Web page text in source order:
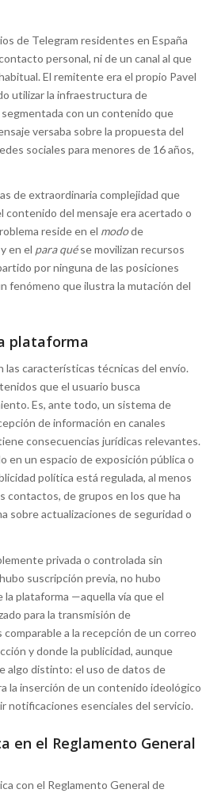
de Telegram residentes en España
personal, ni de un canal al que
El remitente era el propio Pavel
utilizar la infraestructura de
con un contenido que
versaba sobre la propuesta del
sociales para menores de 16 años,
de extraordinaria complejidad que
del mensaje era acertado o
reside en el modode
en el para quése movilizan recursos
por ninguna de las posiciones
fenómeno que ilustra la mutación del
plataforma
las características técnicas del envío.
que el usuario busca
Es, ante todo, un sistema de
de información en canales
consecuencias jurídicas relevantes.
en un espacio de exposición pública o
política está regulada, al menos
contactos, de grupos en los que ha
sobre actualizaciones de seguridad o
privada o controlada sin
suscripción previa, no hubo
la plataforma —aquella vía que el
para la transmisión de
a la recepción de un correo
y donde la publicidad, aunque
algo distinto: el uso de datos de
la inserción de un contenido ideológico
notificaciones esenciales del servicio.
en el Reglamento General
con el Reglamento General de